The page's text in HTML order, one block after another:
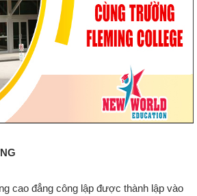
cao đẳng công lập được thành lập vào